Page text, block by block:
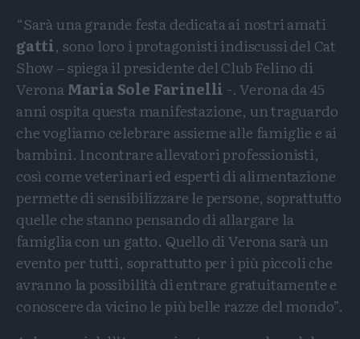
“Sarà una grande festa dedicata ai nostri amati
gatti, sono loro i protagonisti indiscussi del Cat
Show – spiega il presidente del Club Felino di
VeronaMaria Sole Farinelli -. Verona da 45
anni ospita questa manifestazione, un traguardo
che vogliamo celebrare assieme alle famiglie e ai
bambini. Incontrare allevatori professionisti,
così come veterinari ed esperti di alimentazione
permette di sensibilizzare le persone, soprattutto
quelle che stanno pensando di allargare la
famiglia con un gatto. Quello di Verona sarà un
evento per tutti, soprattutto per i più piccoli che
avranno la possibilità di entrare gratuitamente e
conoscere da vicino le più belle razze del mondo”.